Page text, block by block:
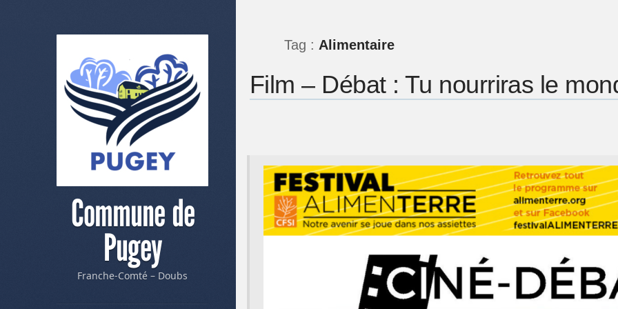
Commune de
Pugey
Franche-Comté – Doubs
Tag : Alimentaire
Film – Débat : Tu nourriras le